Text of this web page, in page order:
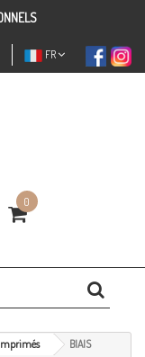
FR
0
BIAIS